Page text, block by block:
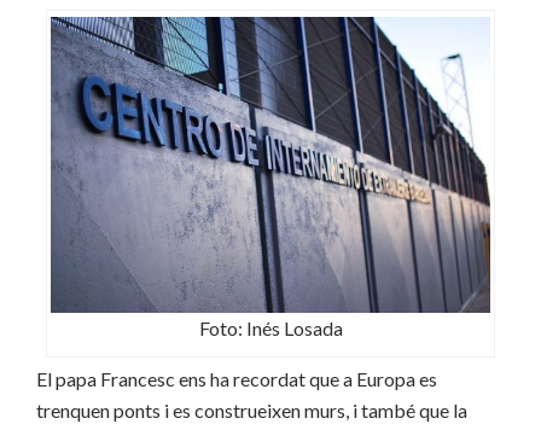
Foto: Inés Losada
El papa Francesc ens ha recordat que a Europa es
trenquen ponts i es construeixen murs, i també que la